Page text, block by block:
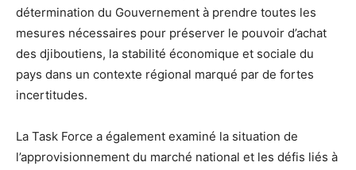
détermination du Gouvernement à prendre toutes les
mesures nécessaires pour préserver le pouvoir d’achat
des djiboutiens, la stabilité économique et sociale du
pays dans un contexte régional marqué par de fortes
incertitudes.
La Task Force a également examiné la situation de
l’approvisionnement du marché national et les défis liés à